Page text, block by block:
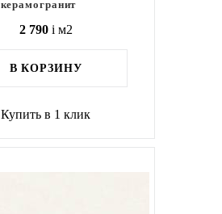
керамогранит
2 790 i м2
В КОРЗИНУ
Купить в 1 клик